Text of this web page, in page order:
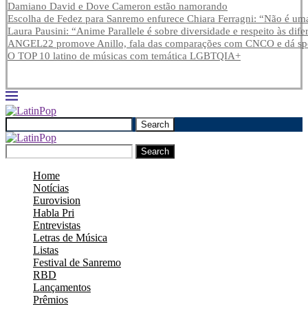
Damiano David e Dove Cameron estão namorando
Escolha de Fedez para Sanremo enfurece Chiara Ferragni: “Não é
Laura Pausini: “Anime Parallele é sobre diversidade e respeito às
ANGEL22 promove Anillo, fala das comparações com CNCO e dá
O TOP 10 latino de músicas com temática LGBTQIA+
Search
Search
Home
Notícias
Eurovision
Habla Pri
Entrevistas
Letras de Música
Listas
Festival de Sanremo
RBD
Lançamentos
Prêmios